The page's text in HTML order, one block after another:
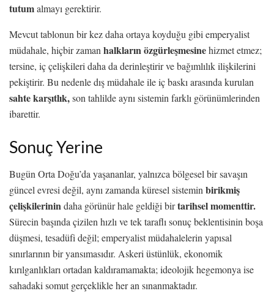
tutumalmayı gerektirir.
Mevcut tablonun bir kez daha ortaya koyduğu gibi emperyalist
müdahale, hiçbir zaman halkların özgürleşmesinehizmet etmez;
tersine, iç çelişkileri daha da derinleştirir ve bağımlılık ilişkilerini
pekiştirir. Bu nedenle dış müdahale ile iç baskı arasında kurulan
sahte karşıtlık,son tahlilde aynı sistemin farklı görünümlerinden
ibarettir.
Sonuç Yerine
Bugün Orta Doğu’da yaşananlar, yalnızca bölgesel bir savaşın
güncel evresi değil, aynı zamanda küresel sistemin birikmiş
çelişkilerinindaha görünür hale geldiği birtarihsel momenttir.
Sürecin başında çizilen hızlı ve tek taraflı sonuç beklentisinin boşa
düşmesi, tesadüfi değil; emperyalist müdahalelerin yapısal
sınırlarının bir yansımasıdır. Askeri üstünlük, ekonomik
kırılganlıkları ortadan kaldıramamakta; ideolojik hegemonya ise
sahadaki somut gerçeklikle her an sınanmaktadır.